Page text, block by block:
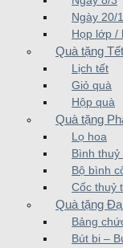
Ngày 20/
Họp lớp /
Quà tặng
Lịch tết
Giỏ quà
Hộp quà
Quà tặng
Lọ hoa
Bình thuỷ
Bộ bình
Cốc thuỷ
Quà tặng
Bảng
Bút bi –